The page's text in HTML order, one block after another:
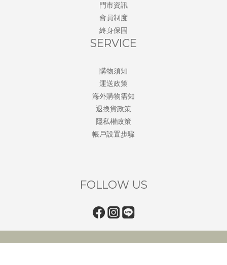
門市資訊
會員制度
終身保固
SERVICE
購物須知
運送政策
海外購物需知
退換貨政策
隱私權政策
帳戶設置步驟
FOLLOW US